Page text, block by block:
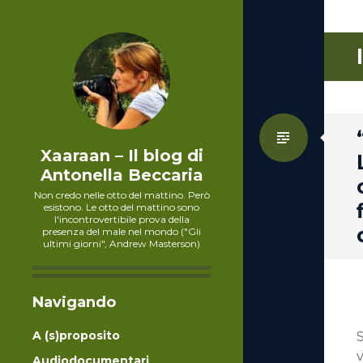
Xaaraan – Il blog di
Antonella Beccaria
Non credo nelle otto del mattino. Però
esistono. Le otto del mattino sono
l'incontrovertibile prova della
presenza del male nel mondo ("Gli
ultimi giorni", Andrew Masterson)
Navigando
A (s)proposito